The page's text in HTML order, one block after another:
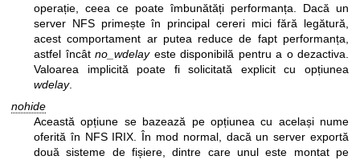
operație, ceea ce poate îmbunătăți performanța. Dacă un
server NFS primește în principal cereri mici fără legătură,
acest comportament ar putea reduce de fapt performanța,
astfel încât no_wdelayeste disponibilă pentru a o dezactiva.
Valoarea implicită poate fi solicitată explicit cu opțiunea
wdelay.
nohide
Această opțiune se bazează pe opțiunea cu același nume
oferită în NFS IRIX. În mod normal, dacă un server exportă
două sisteme de fișiere, dintre care unul este montat pe